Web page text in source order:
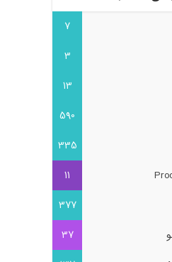
7
3
13
590
335
11
377
37